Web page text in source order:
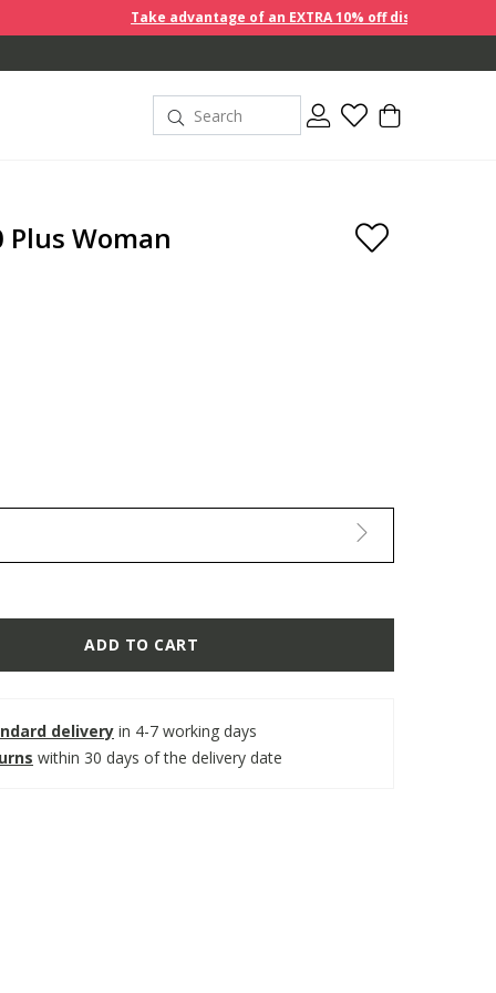
Take advantage of an EXTRA 10% off discount prices when you
Plus Woman
ADD TO CART
delivery in 4-7 working days
within 30 days of the delivery date